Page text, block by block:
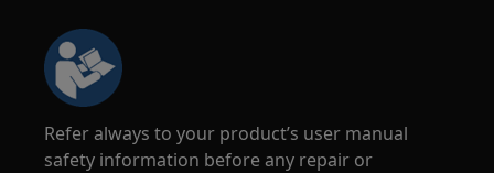
Refer always to your product’s user manual
safety information before any repair or